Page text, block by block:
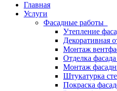
Главная
Услуги
Фасадные работы
Утепление
Декоративная
Монтаж
Отделка
Монтаж
Штукатурка
Покраска